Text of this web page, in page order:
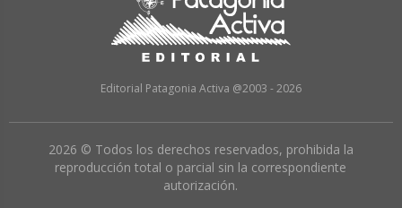
Editorial Patagonia Activa @2003 - 2026
2026 © Todos los derechos reservados, prohibida la
reproducción total o parcial sin la correspondiente
autorización.